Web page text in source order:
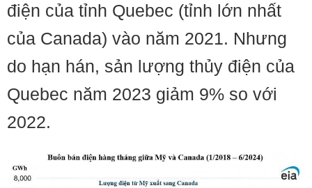
điện của tỉnh Quebec (tỉnh lớn nhất
của Canada) vào năm 2021. Nhưng
do hạn hán, sản lượng thủy điện của
Quebec năm 2023 giảm 9% so với
2022.